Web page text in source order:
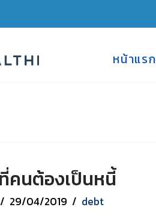
หน้าแรก
คนต้องเป็นหนี้
29/04/2019 debt